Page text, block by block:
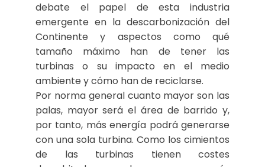
debate el papel de esta industria
emergente en la descarbonización del
Continente y aspectos como qué
tamaño máximo han de tener las
turbinas o su impacto en el medio
ambiente y cómo han de reciclarse.
Por norma general cuanto mayor son las
palas, mayor será el área de barrido y,
por tanto, más energía podrá generarse
con una sola turbina. Como los cimientos
de las turbinas tienen costes